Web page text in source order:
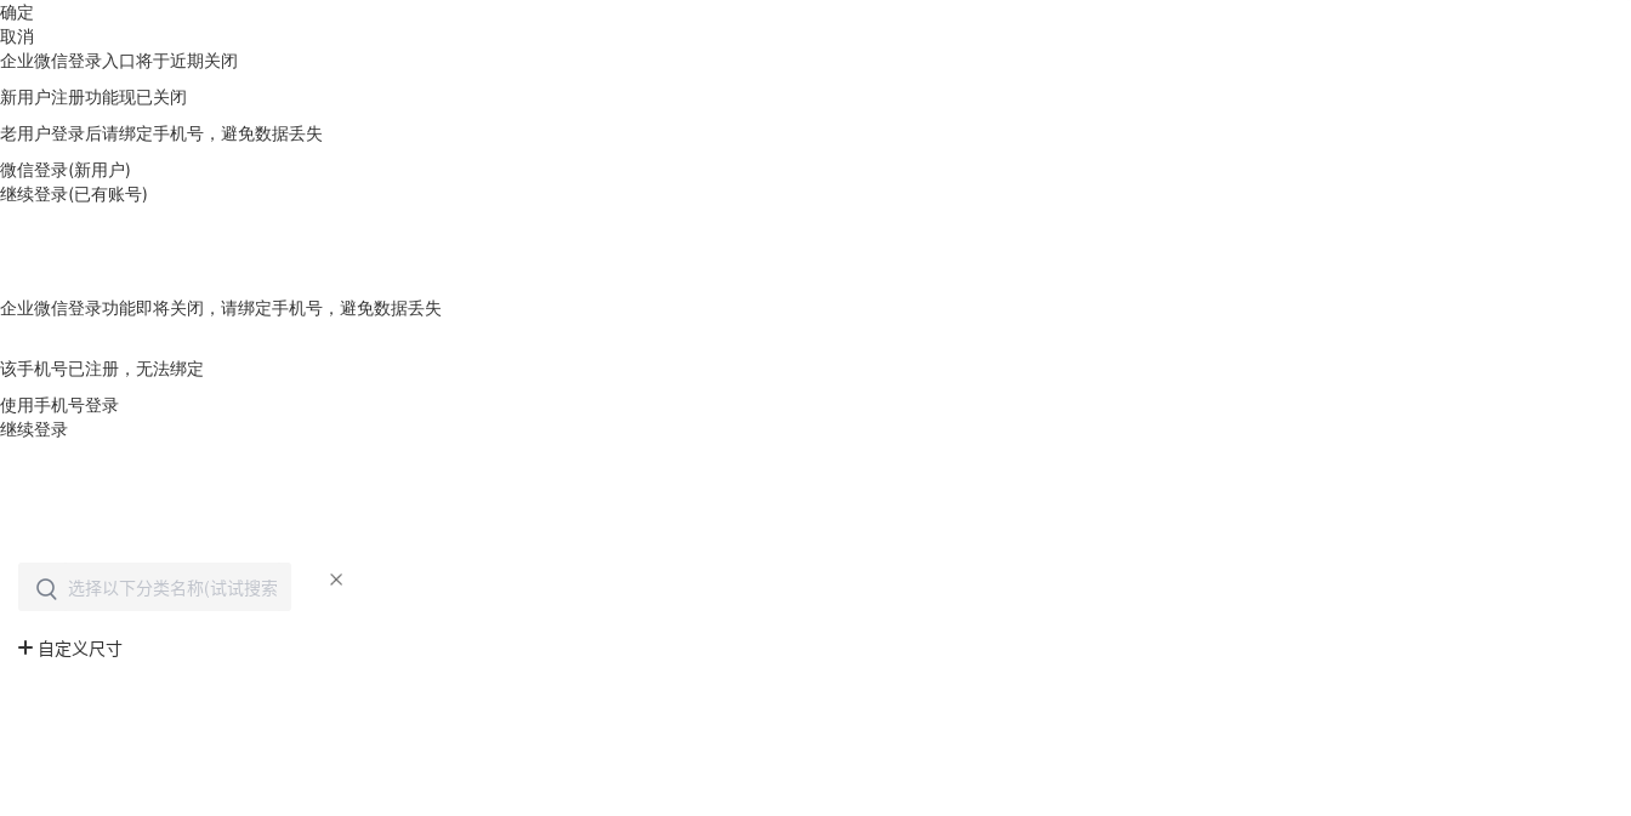
确定
取消
企业微信登录入口将于近期关闭
新用户注册功能现已关闭
老用户登录后请绑定手机号，避免数据丢失
微信登录(新用户)
继续登录(已有账号)
企业微信登录功能即将关闭，请绑定手机号，避免数据丢失
该手机号已注册，无法绑定
使用手机号登录
继续登录